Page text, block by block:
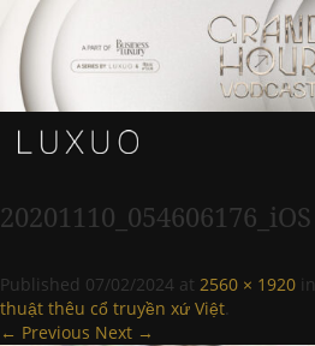
20201110_054606176_iOS
Published 07/02/2024 at 2560 × 1920 in
thuật thêu cổ truyền xứ Việt.
← Previous Next →